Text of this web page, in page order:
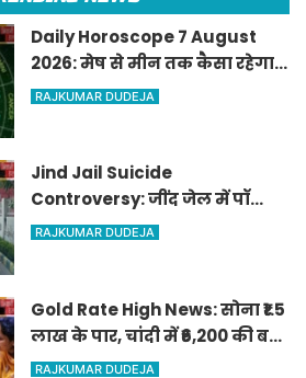
Daily Horoscope 7 August
2026: मेष से मीन तक कैसा रहेगा
शुक्रवार का दिन? जानिए अपना
RAJKUMAR DUDEJA
Jind Jail Suicide
Controversy: जींद जेल में पॉक्सो
आरोपी कैदी ने लगाया फंदा, डिप्टी
RAJKUMAR DUDEJA
Gold Rate High News: सोना ₹1.5
लाख के पार, चांदी में ₹6,200 की बड़ी
तेजी; जानिए क्यों अचानक बढ़ गए
RAJKUMAR DUDEJA